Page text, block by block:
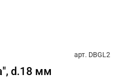
арт. DBGL2
d.18 мм